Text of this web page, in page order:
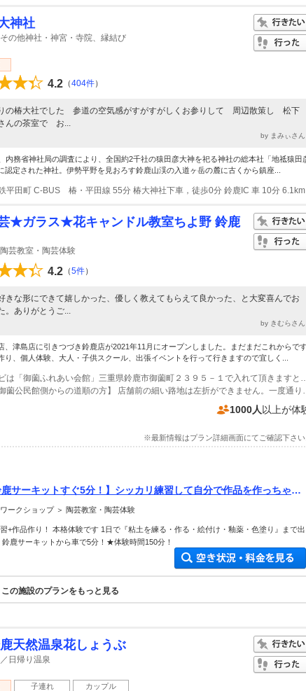
神社
の他神社・神宮・寺院、縁結び
4.2 （404件）
の椿大社でした 参道の空気感がすがすがしくお参りして 周辺散策し 松下
んの茶室で お...
by まみぃさん
内務省神社局の調査により、全国約2千社の猿田彦大神を祀る神社の総本社「地祗猿田
認定された神社。伊勢平野を見おろす鈴鹿山渓の入道ヶ岳の麓に古くから鎮座...
平田町 C-BUS 椿・平田線 55分 椿大神社下車，徒歩0分 鈴鹿IC 車 10分 6.1km
★ガラス★花キャンドル教室ちよ野 鈴鹿
芸教室・陶芸体験
4.2 （5件）
きな形にできて嬉しかった、優しく教えてもらえて良かった、と大変喜んでお
。ありがとうご...
by きむらさん
、津島店に引きつづき鈴鹿店が2021年11月にオープンしました。まだまだこれからで
り、個人体験、大人・子供スクール、出張イベントを行って行きますので宜しく...
(1)ナビは「御薗ふれあい会館」三重県鈴鹿市御薗町２３９５－１で入れて頂きますとスムーズに来れます。 ふれあい会館を左手に直進→「市川自転車店」を越
(2)【御薗公民館側からの道順の
1000人 以上が体
※最新情報はプラン詳細画面にてご確認下さい
サーキットすぐ5分！】シッカリ練習して自分で作品を作っちゃお
ークショップ ＞ 陶芸教室・陶芸体験
+作品作り！ 本格体験です 1日で『粘土を練る・作る・絵付け・釉薬・色塗り』まで出
鹿サーキットから車で5分！★体験時間150分！
この施設のプランをもっと見る
天然温泉花しょうぶ
日帰り温泉
子連れ カップル